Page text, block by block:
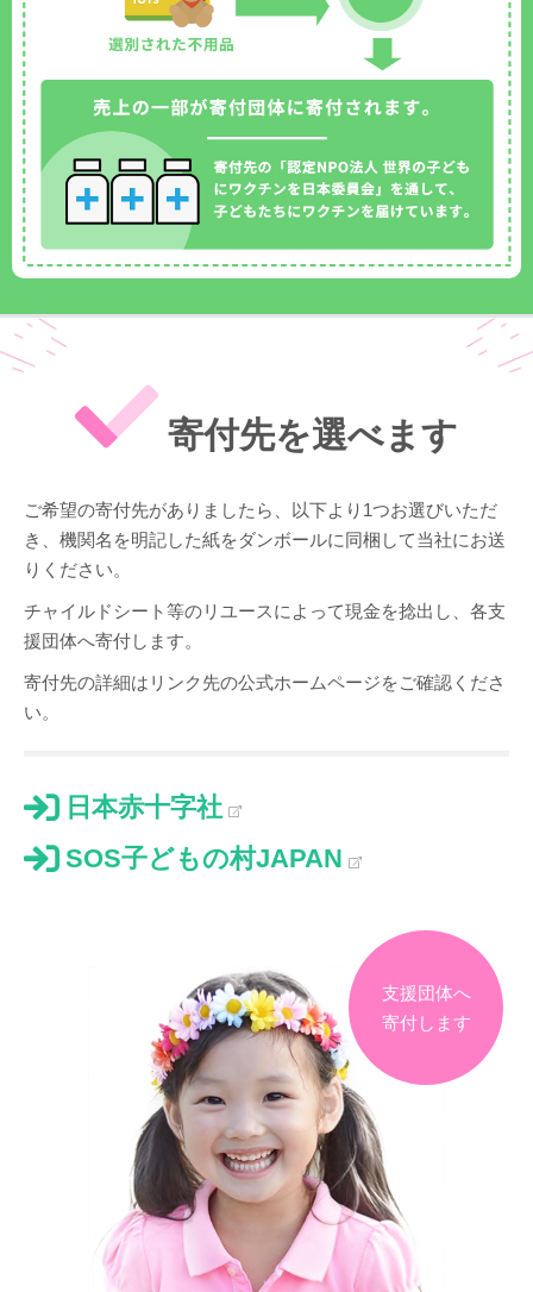
寄付先を選べます
ご希望の寄付先がありましたら、以下より1つお選びいただ
き、機関名を明記した紙をダンボールに同梱して当社にお送
りください。
チャイルドシート等のリユースによって現金を捻出し、各支
援団体へ寄付します。
寄付先の詳細はリンク先の公式ホームページをご確認くださ
い。
日本赤十字社
SOS子どもの村JAPAN
支援団体へ
寄付します